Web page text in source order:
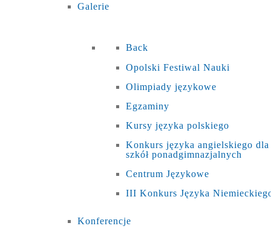
Galerie
Back
Opolski Festiwal Nauki
Olimpiady językowe
Egzaminy
Kursy języka polskiego
Konkurs języka angielskiego dla
szkół ponadgimnazjalnych
Centrum Językowe
III Konkurs Języka
Konferencje